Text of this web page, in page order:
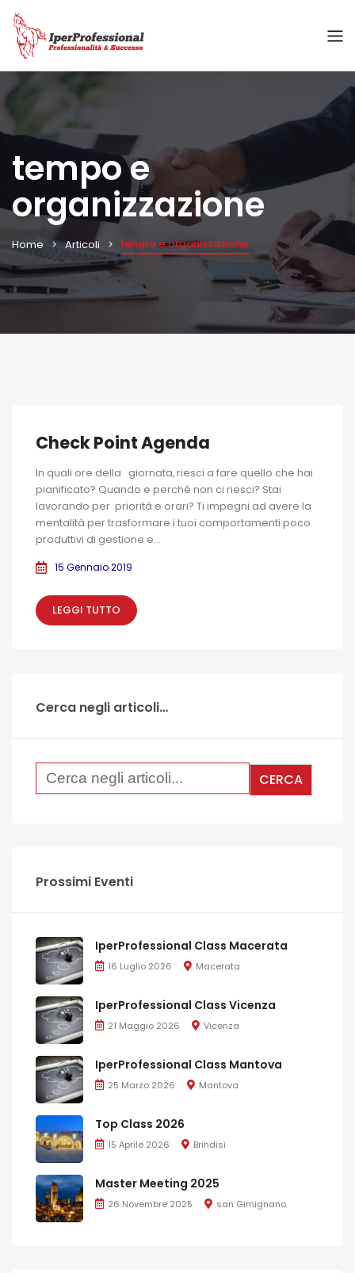
tempo e
organizzazione
Home Articoli tempo e organizzazione
Check Point Agenda
In quali ore della giornata, riesci a fare quello che hai
pianificato? Quando e perché non ci riesci? Stai
lavorando per priorità e orari? Ti impegni ad avere la
mentalità per trasformare i tuoi comportamenti poco
produttivi di gestione e...
15 Gennaio 2019
LEGGI TUTTO
Cerca negli articoli…
Prossimi Eventi
IperProfessional Class Macerata
16 Luglio 2026 Macerata
IperProfessional Class Vicenza
21 Maggio 2026 Vicenza
IperProfessional Class Mantova
25 Marzo 2026 Mantova
Top Class 2026
15 Aprile 2026 Brindisi
Master Meeting 2025
26 Novembre 2025 san Gimignano